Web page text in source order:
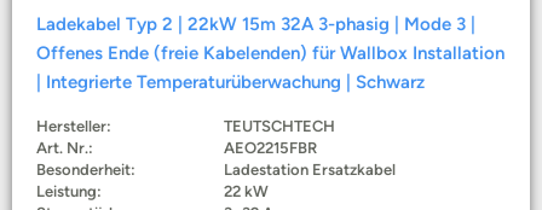
Ladekabel Typ 2 | 22kW 15m 32A 3-phasig | Mode 3 |
Offenes Ende (freie Kabelenden) für Wallbox Installation
| Integrierte Temperaturüberwachung | Schwarz
Hersteller:
TEUTSCHTECH
Art. Nr.:
AEO2215FBR
Besonderheit:
Leistung:
Ladestation Ersatzkabel
22 kW